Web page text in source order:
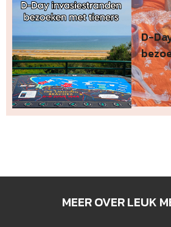
D-
MEER OVER LEUK